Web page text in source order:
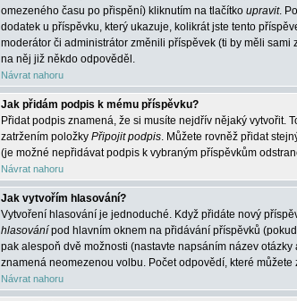
omezeného času po přispění) kliknutím na tlačítko upravit.
dodatek u příspěvku, který ukazuje, kolikrát jste tento
moderátor či administrátor změnili příspěvek (ti by měli
na něj již někdo odpověděl.
Návrat nahoru
Jak přidám podpis k mému příspěvku?
Přidat podpis znamená, že si musíte nejdřív nějaký vytvořit.
zatržením položky Připojit podpis. Můžete rovněž přidat
(je možné nepřidávat podpis k vybraným příspěvkům
Návrat nahoru
Jak vytvořím hlasování?
Vytvoření hlasování je jednoduché. Když přidáte nový
hlasování pod hlavním oknem na přidávání příspěvků
pak alespoň dvě možnosti (nastavte napsáním název otázky
znamená neomezenou volbu. Počet odpovědí, které
Návrat nahoru